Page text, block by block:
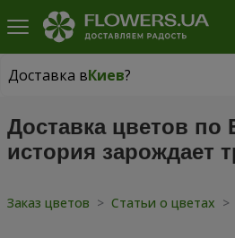
Доставка вКиев?
Доставка вКиев
Доставка цветов по
история зарождает
Заказ цветов > Статьи о цветах >